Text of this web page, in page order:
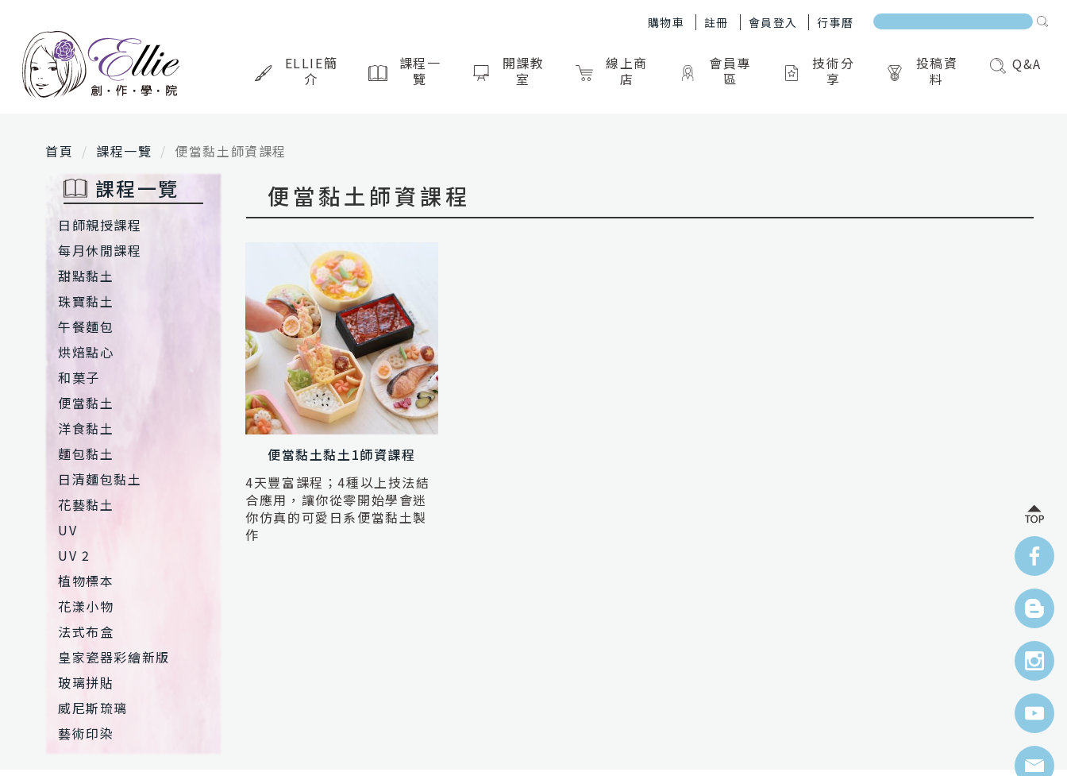
購物車 註冊 會員登入 行事曆
ELLIE簡
介
課程一
覽
開課教
室
線上商
店
會員專
區
技術分
享
投稿資
料
Q&A
首頁 課程一覽 便當黏土師資課程
課程一覽
日師親授課程
每月休閒課程
甜點黏土
珠寶黏土
午餐麵包
烘焙點心
和菓子
便當黏土
洋食黏土
麵包黏土
日清麵包黏土
花藝黏土
UV
UV 2
植物標本
花漾小物
法式布盒
皇家瓷器彩繪新版
玻璃拼貼
威尼斯琉璃
藝術印染
便當黏土師資課程
便當黏土黏土1師資課程
4天豐富課程；4種以上技法結
合應用，讓你從零開始學會迷
你仿真的可愛日系便當黏土製
作